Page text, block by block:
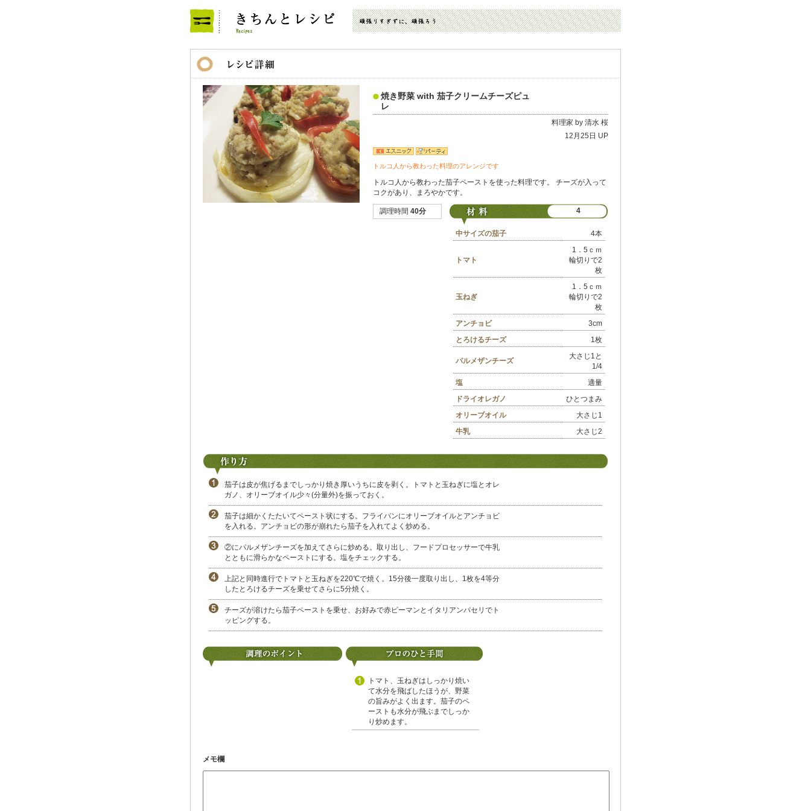
焼き野菜 with 茄子クリームチーズピュ
レ
料理家 by 清水 桜
12月25日 UP
トルコ人から教わった料理のアレンジです
トルコ人から教わった茄子ペーストを使った料理です。 チーズが入って
コクがあり、まろやかです。
調理時間 40分 4
中サイズの茄子 4本
トマト
1．5ｃｍ
輪切りで2
枚
玉ねぎ
1．5ｃｍ
輪切りで2
枚
アンチョビ
3cm
とろけるチーズ
1枚
パルメザンチーズ
大さじ1と
1/4
塩
適量
ドライオレガノ
ひとつまみ
オリーブオイル
大さじ1
牛乳
大さじ2
茄子は皮が焦げるまでしっかり焼き厚いうちに皮を剥く。トマトと玉ねぎに塩とオレ
ガノ、オリーブオイル少々(分量外)を振っておく。
茄子は細かくたたいてペースト状にする。フライパンにオリーブオイルとアンチョビ
を入れる。アンチョビの形が崩れたら茄子を入れてよく炒める。
②にパルメザンチーズを加えてさらに炒める。取り出し、フードプロセッサーで牛乳
とともに滑らかなペーストにする。塩をチェックする。
上記と同時進行でトマトと玉ねぎを220℃で焼く。15分後一度取り出し、1枚を4等分
したとろけるチーズを乗せてさらに5分焼く。
チーズが溶けたら茄子ペーストを乗せ、お好みで赤ピーマンとイタリアンパセリでト
ッピングする。
トマト、玉ねぎはしっかり焼い
て水分を飛ばしたほうが、野菜
の旨みがよく出ます。茄子のペ
ーストも水分が飛ぶまでしっか
り炒めます。
メモ欄